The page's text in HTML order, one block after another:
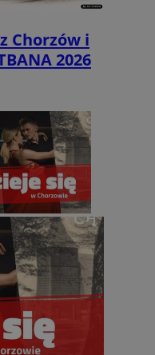
Chorzów i
2026